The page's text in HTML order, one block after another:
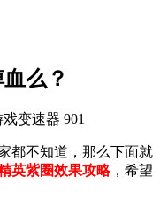
么？
变速器 901
都不知道，那么下面就
英紫圈效果攻略，希望